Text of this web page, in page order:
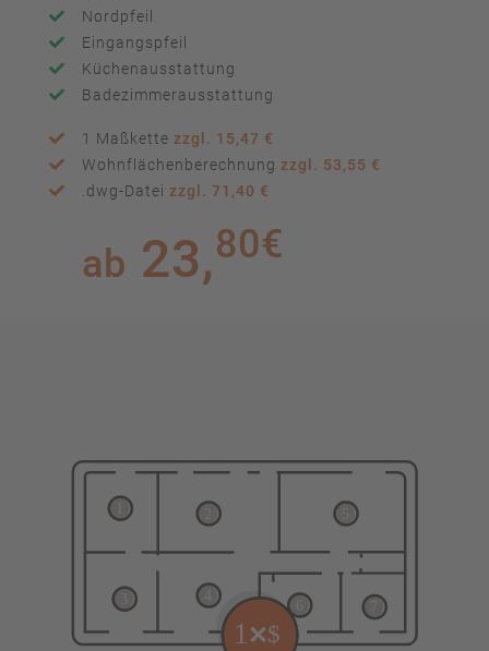
Nordpfeil
Eingangspfeil
Küchenausstattung
Badezimmerausstattung
1 Maßkette zzgl. 15,47 €
Wohnflächenberechnung zzgl. 53,55 €
.dwg-Datei zzgl. 71,40 €
ab 23,80€